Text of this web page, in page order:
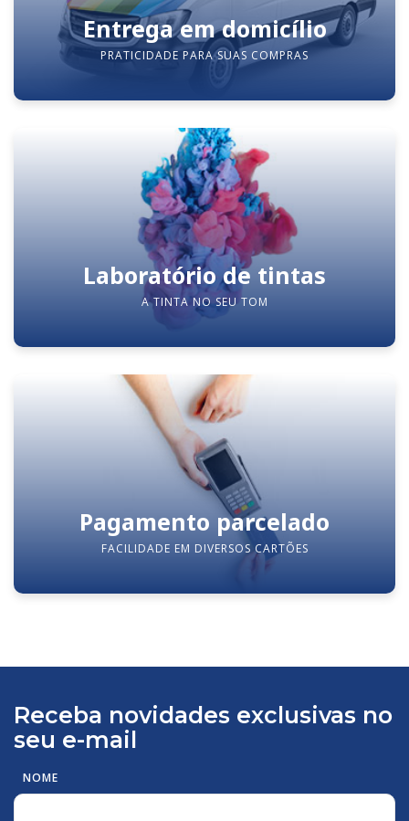
Entrega em domicílio
PRATICIDADE PARA SUAS COMPRAS
Laboratório de tintas
A TINTA NO SEU TOM
Pagamento parcelado
FACILIDADE EM DIVERSOS CARTÕES
Receba novidades exclusivas no
seu e-mail
NOME